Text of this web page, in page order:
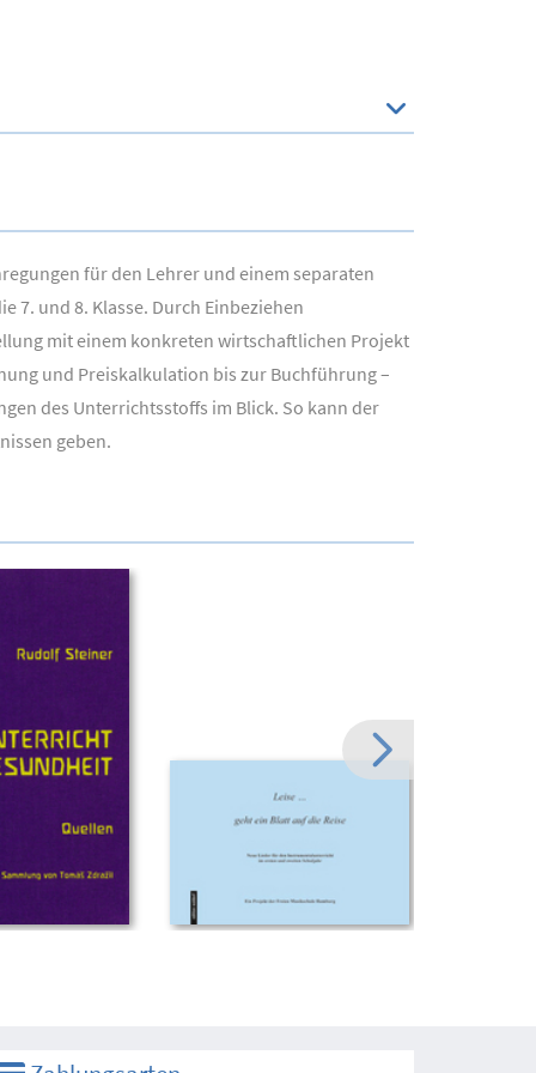
für den Lehrer und einem separaten
7. und 8. Klasse. Durch Einbeziehen
mit einem konkreten wirtschaftlichen Projekt
und Preiskalkulation bis zur Buchführung –
des Unterrichtsstoffs im Blick. So kann der
geben.